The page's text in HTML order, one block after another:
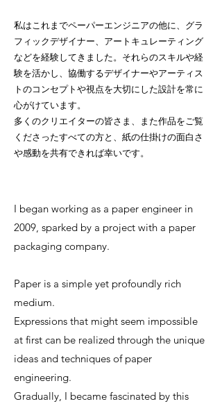
私はこれまでペーパーエンジニアの他に、グラ
フィックデザイナー、アートキュレーティング
などを経験してきました。それらのスキルや経
験を活かし、協働するデザイナーやアーティス
トのコンセプトや視点を大切にした設計を常に
心がけています。
多くのクリエイターの皆さま、また作品をご覧
くださったすべての方と、紙の仕掛けの面白さ
や感動を共有できれば幸いです。
I began working as a paper engineer in
2009, sparked by a project with a paper
packaging company.
Paper is a simple yet profoundly rich
medium.
Expressions that might seem impossible
at first can be realized through the unique
ideas and techniques of paper
engineering.
Gradually, I became fascinated by this